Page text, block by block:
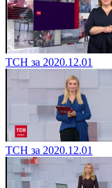
ТСН за 2020.12.01
ТСН за 2020.12.01